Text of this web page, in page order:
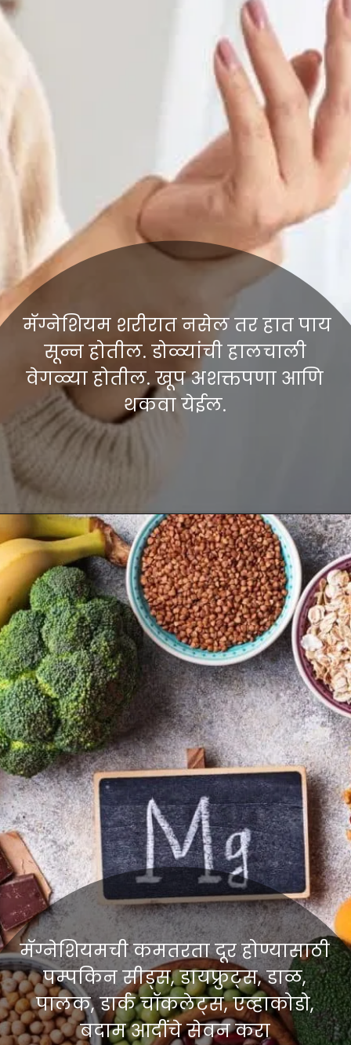
मॅग्नेशियम शरीरात नसेल तर हात पाय
सून्न होतील. डोळ्यांची हालचाली
वेगळ्या होतील. खूप अशक्तपणा आणि
मॅग्नेशियमची कमतरता दूर होण्यासाठी
पम्पकिन सीड्स, डायफ्रुट्स, डाळ,
पालक, डार्क चॉकलेट्स, एव्हाकोडो,
बदाम आदींचे सेवन करा